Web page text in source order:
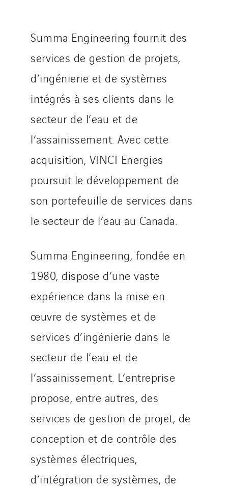
Summa Engineering fournit des
services de gestion de projets,
d’ingénierie et de systèmes
intégrés à ses clients dans le
secteur de l’eau et de
l’assainissement. Avec cette
acquisition, VINCI Energies
poursuit le développement de
son portefeuille de services dans
le secteur de l’eau au Canada.
Summa Engineering, fondée en
1980, dispose d’une vaste
expérience dans la mise en
œuvre de systèmes et de
services d’ingénierie dans le
secteur de l’eau et de
l’assainissement. L’entreprise
propose, entre autres, des
services de gestion de projet, de
conception et de contrôle des
systèmes électriques,
d’intégration de systèmes, de
Santerne Tertiaire et Santé
Sarrasola
Schoro Electricité
Schuh Bodentechnik
SCIE Puy de Dome
SDEL Atlantis
SDEL Grand Ouest
SDEL Rouergue
SDEL Savoie Léman
SDEL Tertiaire
SDEL Transport
SDEL Transport Services
SEDD
Service One Alliance
Seves
SKE-International
Smart Building Energies
Socalec
Sotécnica
SparkEx® Funkenlöschanlagen
STE Armor
Strasser
Stroomverdeler
Sylvestre Energies
TelComTec
Telematic Solutions
TG Concept